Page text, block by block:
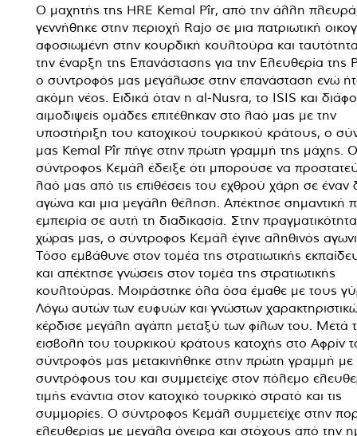
Ο μαχητής της HRE Kemal Pîr, από την άλλη
γεννήθηκε στην περιοχή Rajo σε μια πατριωτική
αφοσιωμένη στην κουρδική κουλτούρα και
την έναρξη της Επανάστασης για την Ελευθερία της
ο σύντροφός μας μεγάλωσε στην επανάσταση ενώ
ακόμη νέος. Ειδικά όταν η al-Nusra, το ISIS και
αιμοδιψείς ομάδες επιτέθηκαν στο λαό μας με την
υποστήριξη του κατοχικού τουρκικού κράτους, ο
μας Kemal Pîr πήγε στην πρώτη γραμμή της μάχης. Ο
σύντροφος Κεμάλ έδειξε ότι μπορούσε να
λαό μας από τις επιθέσεις του εχθρού χάρη σε έναν
αγώνα και μια μεγάλη θέληση. Απέκτησε σημαντική
εμπειρία σε αυτή τη διαδικασία. Στην
χώρας μας, ο σύντροφος Κεμάλ έγινε αληθινός
Τόσο εμβάθυνε στον τομέα της στρατιωτικής
και απέκτησε γνώσεις στον τομέα της στρατιωτικής
κουλτούρας. Μοιράστηκε όλα όσα έμαθε με τους
Λόγω αυτών των ευφυών και γνώστων
κέρδισε μεγάλη αγάπη μεταξύ των φίλων του. Μετά
εισβολή του τουρκικού κράτους κατοχής στο Αφρίν
σύντροφός μας μετακινήθηκε στην πρώτη γραμμή με
συντρόφους του και συμμετείχε στον πόλεμο
τιμής ενάντια στον κατοχικό τουρκικό στρατό και τις
συμμορίες. Ο σύντροφος Κεμάλ συμμετείχε στην
ελευθερίας με μεγάλα όνειρα και στόχους από την